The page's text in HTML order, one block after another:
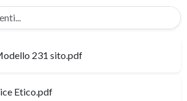
231 sito.pdf
Etico.pdf